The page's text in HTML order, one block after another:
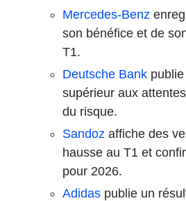
Mercedes-Benz
son bénéfice et de
T1.
Deutsche Bank
supérieur aux
du risque.
Sandoz affiche des
hausse au T1 et
pour 2026.
Adidas publie un